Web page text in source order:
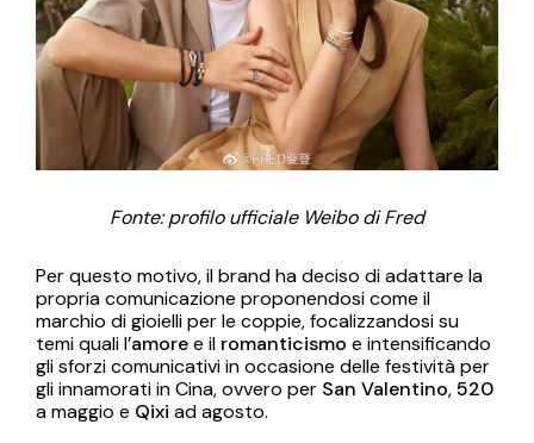
Fonte: profilo ufficiale Weibo di Fred
Per questo motivo, il brand ha deciso di adattare la
propria comunicazione proponendosi come il
marchio di gioielli per le coppie, focalizzandosi su
temi quali l’amoree il romanticismo e intensificando
gli sforzi comunicativi in occasione delle festività per
gli innamorati in Cina, ovvero per San Valentino,520
a maggio e Qixi ad agosto.